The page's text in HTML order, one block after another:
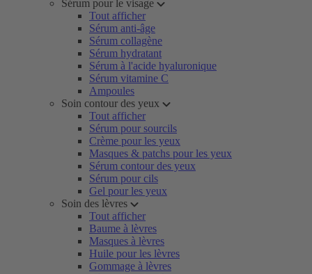
Sérum pour le visage
Tout afficher
Sérum anti-âge
Sérum collagène
Sérum hydratant
Sérum à l'acide hyaluronique
Sérum vitamine C
Ampoules
Soin contour des yeux
Tout afficher
Sérum pour sourcils
Crème pour les yeux
Masques & patchs pour les yeux
Sérum contour des yeux
Sérum pour cils
Gel pour les yeux
Soin des lèvres
Tout afficher
Baume à lèvres
Masques à lèvres
Huile pour les lèvres
Gommage à lèvres